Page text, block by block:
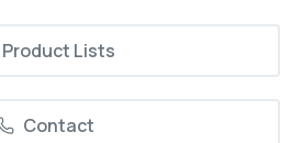
Product Lists
Contact